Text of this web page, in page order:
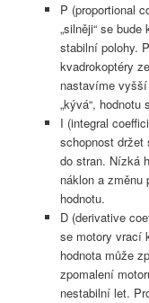
P (proportional
„silněji“ se
stabilní polohy.
kvadrokoptéry
nastavíme
„kývá“, hodnotu
I (integral
schopnost držet
do stran. Nízká
náklon a
hodnotu.
D (derivative
se motory vrací
hodnota může
zpomalení
nestabilní let.